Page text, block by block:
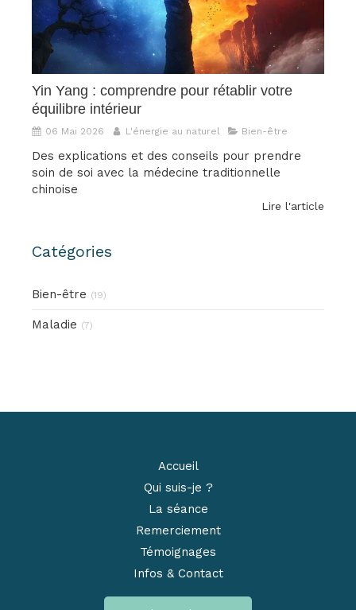
Yin Yang : comprendre pour rétablir votre
équilibre intérieur
06 Mai 2026 L'énergie au naturel Bien-être
Des explications et des conseils pour prendre
soin de soi avec la médecine traditionnelle
chinoise
Lire l'article
Catégories
Bien-être (19)
Maladie (7)
Accueil
Qui suis-je ?
La séance
Remerciement
Témoignages
Infos & Contact